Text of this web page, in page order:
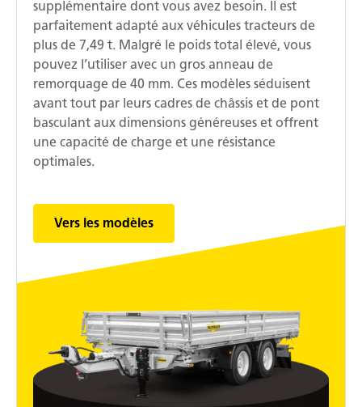
supplémentaire dont vous avez besoin. Il est
parfaitement adapté aux véhicules tracteurs de
plus de 7,49 t. Malgré le poids total élevé, vous
pouvez l’utiliser avec un gros anneau de
remorquage de 40 mm. Ces modèles séduisent
avant tout par leurs cadres de châssis et de pont
basculant aux dimensions généreuses et offrent
une capacité de charge et une résistance
optimales.
Vers les modèles